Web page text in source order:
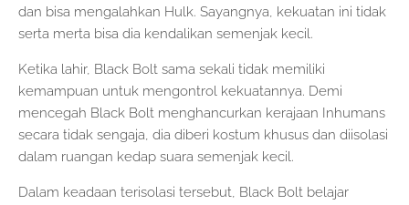
dan bisa mengalahkan Hulk. Sayangnya, kekuatan ini tidak
serta merta bisa dia kendalikan semenjak kecil.
Ketika lahir, Black Bolt sama sekali tidak memiliki
kemampuan untuk mengontrol kekuatannya. Demi
mencegah Black Bolt menghancurkan kerajaan Inhumans
secara tidak sengaja, dia diberi kostum khusus dan diisolasi
dalam ruangan kedap suara semenjak kecil.
Dalam keadaan terisolasi tersebut, Black Bolt belajar